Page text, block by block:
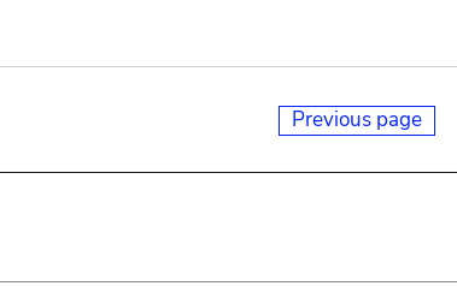
Previous page